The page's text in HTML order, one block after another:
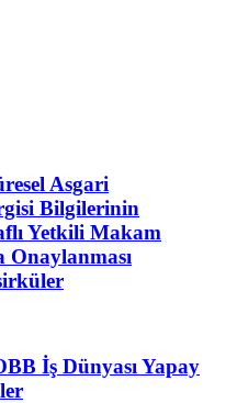
Asgari
Bilgilerinin
Yetkili Makam
Onaylanması
İş Dünyası Yapay